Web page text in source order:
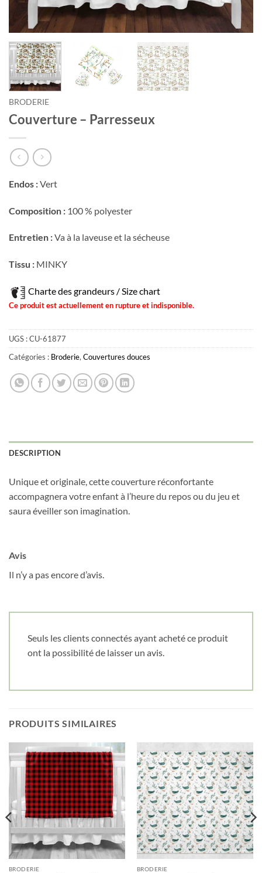
BRODERIE
Couverture – Parresseux
Endos :Vert
Composition : 100 % polyester
Entretien :Va à la laveuse et la sécheuse
Tissu : MINKY
Charte des grandeurs / Size chart
Ce produit est actuellement en rupture et indisponible.
UGS :CU-61877
Catégories : Broderie,Couvertures douces
DESCRIPTION
Unique et originale, cette couverture réconfortante
accompagnera votre enfant à l’heure du repos ou du jeu et
saura éveiller son imagination.
Avis
Il n’y a pas encore d’avis.
Seuls les clients connectés ayant acheté ce produit
ont la possibilité de laisser un avis.
PRODUITS SIMILAIRES
BRODERIE BRODERIE
Courriel
*
Nom
*
de
naissance
Cliquez
ici
obtenir